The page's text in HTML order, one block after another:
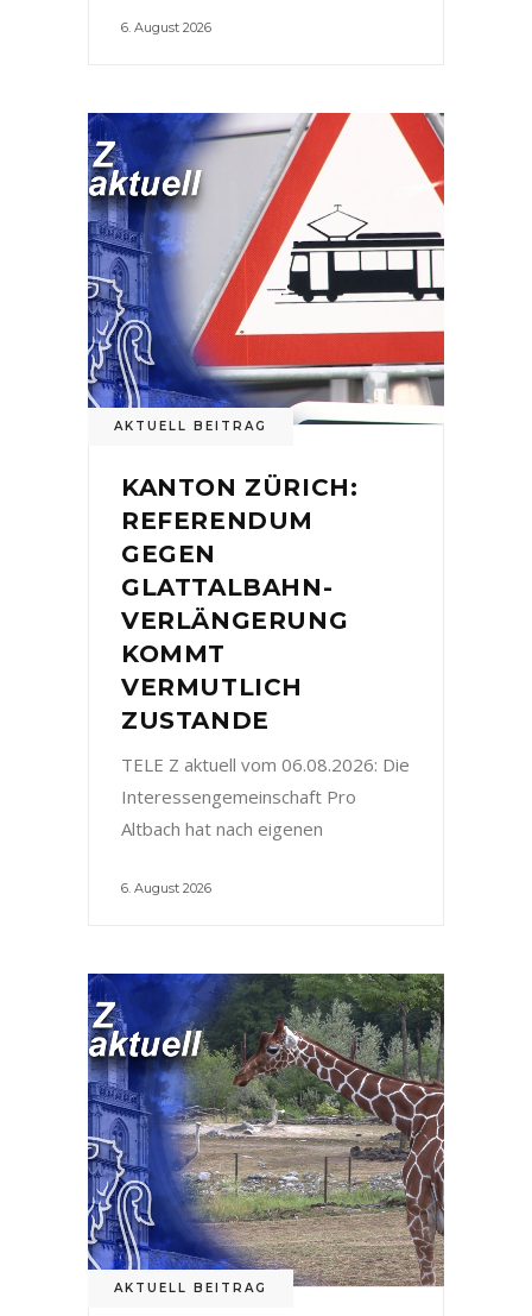
6. August 2026
AKTUELL BEITRAG
KANTON ZÜRICH:
REFERENDUM
GEGEN
GLATTALBAHN-
VERLÄNGERUNG
KOMMT
VERMUTLICH
ZUSTANDE
TELE Z aktuell vom 06.08.2026: Die
Interessengemeinschaft Pro
Altbach hat nach eigenen
6. August 2026
AKTUELL BEITRAG